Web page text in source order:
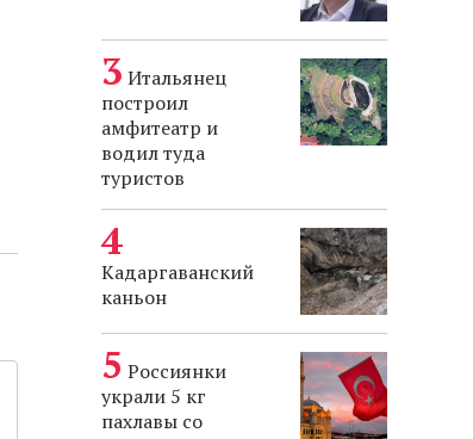
Итальянец
построил
амфитеатр и
водил туда
туристов
Кадаргаванский
каньон
Россиянки
украли 5 кг
пахлавы со